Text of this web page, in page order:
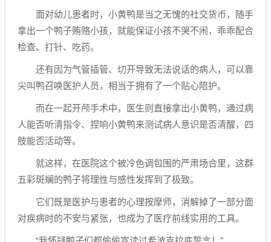
面对幼儿患者时，小黄鸭是当之无愧的社交货币，随手
拿出一个鸭子贿赂小孩，就能保证小孩不哭不闹，乖乖配合
检查、打针、吃药。
还有因为气管插管、切开导致无法说话的病人，可以靠
尖叫鸭召唤医护人员，相当于拥有了一个贴心陪护。
而在一起开颅手术中，医生则直接拿出小黄鸭，通过病
人能否听清指令、捏响小黄鸭来测试病人意识是否清醒，四
肢能否活动等。
就这样，在医院这个被冷色调包围的严肃场合里，这群
五彩斑斓的鸭子将理性与感性发挥到了极致。
它们既是医护与患者的心理按摩师，消解掉了一部分面
对疾病时的不安与紧张，也成为了医疗前线实用的工具。